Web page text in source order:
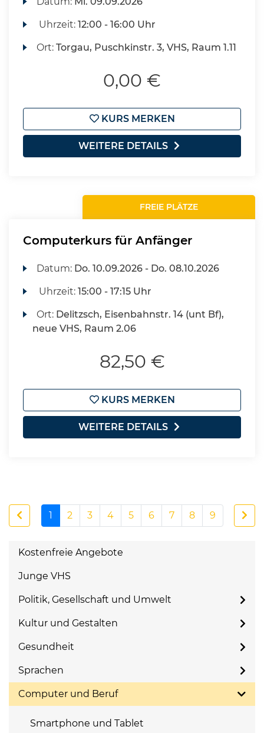
Uhrzeit:12:00 - 16:00 Uhr
Ort:Torgau, Puschkinstr. 3, VHS, Raum 1.11
0,00 €
KURS MERKEN
WEITERE DETAILS
FREIE PLÄTZE
Computerkurs für Anfänger
Datum: Do. 10.09.2026 - Do. 08.10.2026
Uhrzeit:15:00 - 17:15 Uhr
Ort: Delitzsch, Eisenbahnstr. 14 (unt Bf),
neue VHS, Raum 2.06
82,50 €
KURS MERKEN
WEITERE DETAILS
1 2 3 4 5 6 7 8 9
Kostenfreie Angebote
Junge VHS
Politik, Gesellschaft und Umwelt
Kultur und Gestalten
Gesundheit
Sprachen
Computer und Beruf
Smartphone und Tablet